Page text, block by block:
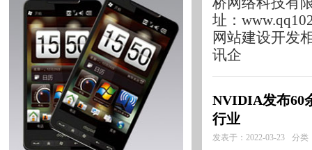
址：
网站建设开发
讯企
NVIDIA发布60
行业
发表于：2022-03-23 分类